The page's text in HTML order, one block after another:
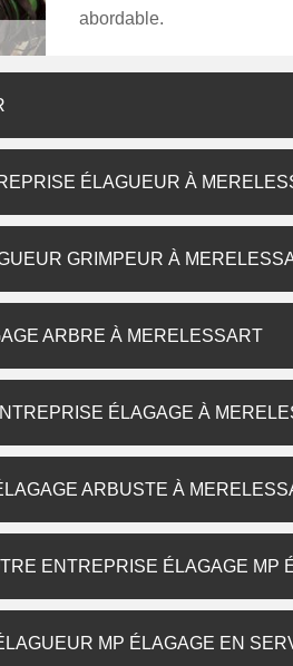
abordable.
ÉLAGUEUR À
GRIMPEUR À
ARBRE À MERELESSART
ÉLAGAGE À
ARBUSTE À
ENTREPRISE ÉLAGAGE MP
MP ÉLAGAGE EN